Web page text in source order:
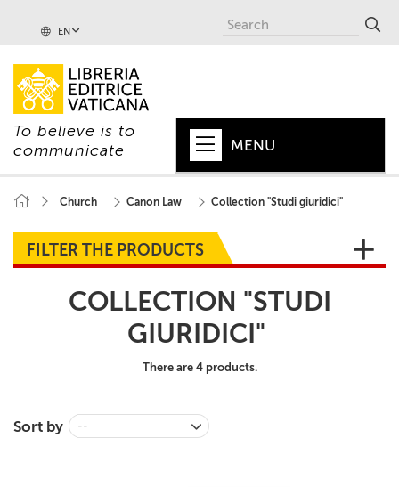
EN
To believe is to
communicate
MENU
POPE
+
VATICAN
CHURCH
WORLD
MAGAZINES
Church Canon Law Collection "Studi giuridici"
FILTER THE PRODUCTS
COLLECTION "STUDI
GIURIDICI"
There are 4 products.
Sort by --